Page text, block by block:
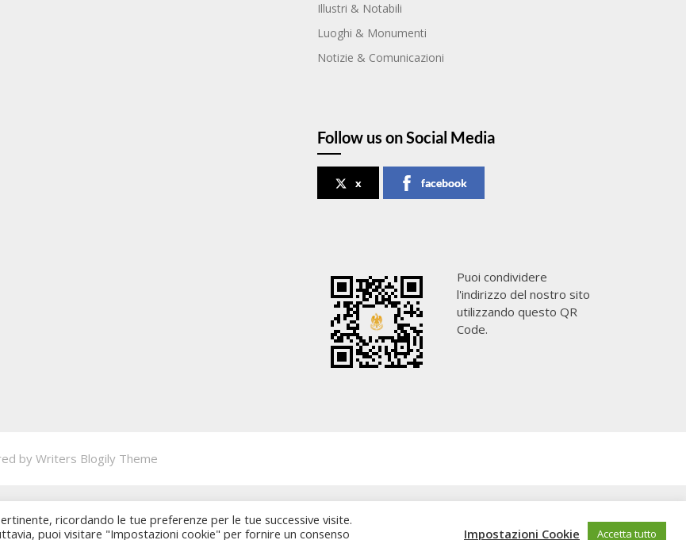
Illustri & Notabili
Luoghi & Monumenti
Notizie & Comunicazioni
Follow us on Social Media
x facebook
Puoi condividere
l'indirizzo del nostro sito
utilizzando questo QR
Code.
by Writers Blogily Theme
ricordando le tue preferenze per le tue successive visite.
puoi visitare "Impostazioni cookie" per fornire un consenso
Impostazioni Cookie Accetta tutto